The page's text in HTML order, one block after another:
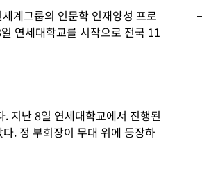
계그룹의 인문학 인재양성 프로
연세대학교를 시작으로 전국 11
지난 8일 연세대학교에서 진행된
. 정 부회장이 무대 위에 등장하